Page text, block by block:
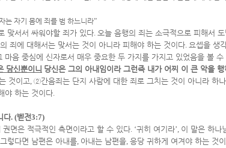
는 자기 몸에 죄를 범 하느니라”
맞서서 싸워야할 죄가 있다. 오늘 음행의 죄는 소극적으로 피해서
죄에 대해서는 맞서는 것이 아니라 피해야 하는 것이다. 요셉을 생
음 중심에 신자로서 매우 중요한 두 가지를 가지고 있었음을 볼 수
당신뿐이니 당신은 그의 아내임이라 그런즉 내가 어찌 이 큰 악을 행
것이고, ②간음죄는 단지 사람에 대한 죄로 그치는 것이 아니라 하
야 하는 것이다.
다. (벧전3:7)
권면은 적극적인 측면이라고 할 수 있다. ‘귀히 여기라’, 이 말은 하나
그렇다면 남편은 아내를, 아내는 남편을, 응당 귀하게 여겨야 하는 것